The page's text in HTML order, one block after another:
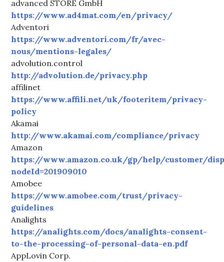
advanced STORE GmbH
https://www.ad4mat.com/en/privacy/
Adventori
https://www.adventori.com/fr/avec-
nous/mentions-legales/
advolution.control
http://advolution.de/privacy.php
affilinet
https://www.affili.net/uk/footeritem/privacy-
policy
Akamai
http://www.akamai.com/compliance/privacy
Amazon
https://www.amazon.co.uk/gp/help/customer/
nodeId=201909010
Amobee
https://www.amobee.com/trust/privacy-
guidelines
Analights
https://analights.com/docs/analights-consent-
to-the-processing-of-personal-data-en.pdf
AppLovin Corp.